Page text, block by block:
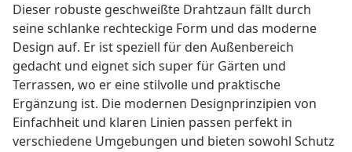
Dieser robuste geschweißte Drahtzaun fällt durch
seine schlanke rechteckige Form und das moderne
Design auf. Er ist speziell für den Außenbereich
gedacht und eignet sich super für Gärten und
Terrassen, wo er eine stilvolle und praktische
Ergänzung ist. Die modernen Designprinzipien von
Einfachheit und klaren Linien passen perfekt in
verschiedene Umgebungen und bieten sowohl Schutz